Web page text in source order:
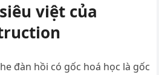
việt của
đàn hồi có gốc hoá học là gốc